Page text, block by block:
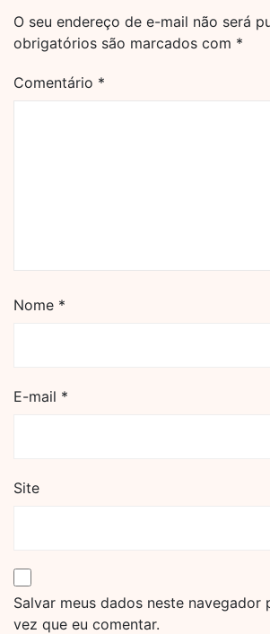
O seu endereço de e-mail não será
obrigatórios são marcados com *
Comentário *
Nome *
E-mail *
Site
Salvar meus dados neste navegador
vez que eu comentar.